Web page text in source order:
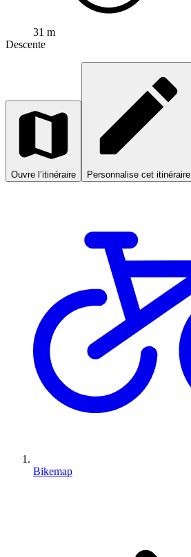
31 m
Descente
Ouvre l’itinéraire Personnalise cet itinéraire
Bikemap